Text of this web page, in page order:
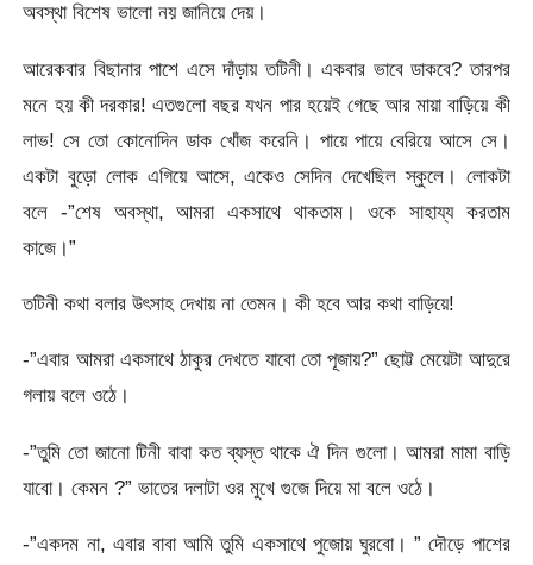
অবস্থা বিশেষ ভালো নয় জানিয়ে দেয়।
আরেকবার বিছানার পাশে এসে দাঁড়ায় তটিনী। একবার ভাবে ডাকবে? তারপর
মনে হয় কী দরকার! এতগুলো বছর যখন পার হয়েই গেছে আর মায়া বাড়িয়ে কী
লাভ! সে তো কোনোদিন ডাক খোঁজ করেনি। পায়ে পায়ে বেরিয়ে আসে সে।
একটা বুড়ো লোক এগিয়ে আসে, একেও সেদিন দেখেছিল স্কুলে। লোকটা
বলে -”শেষ অবস্থা, আমরা একসাথে থাকতাম। ওকে সাহায্য করতাম
কাজে।”
তটিনী কথা বলার উৎসাহ দেখায় না তেমন। কী হবে আর কথা বাড়িয়ে!
-”এবার আমরা একসাথে ঠাকুর দেখতে যাবো তো পূজায়?” ছোট্ট মেয়েটা আদুরে
গলায় বলে ওঠে।
-”তুমি তো জানো টিনী বাবা কত ব্যস্ত থাকে ঐ দিন গুলো। আমরা মামা বাড়ি
যাবো। কেমন ?” ভাতের দলাটা ওর মুখে গুজে দিয়ে মা বলে ওঠে।
-”একদম না, এবার বাবা আমি তুমি একসাথে পুজোয় ঘুরবো। ” দৌড়ে পাশের